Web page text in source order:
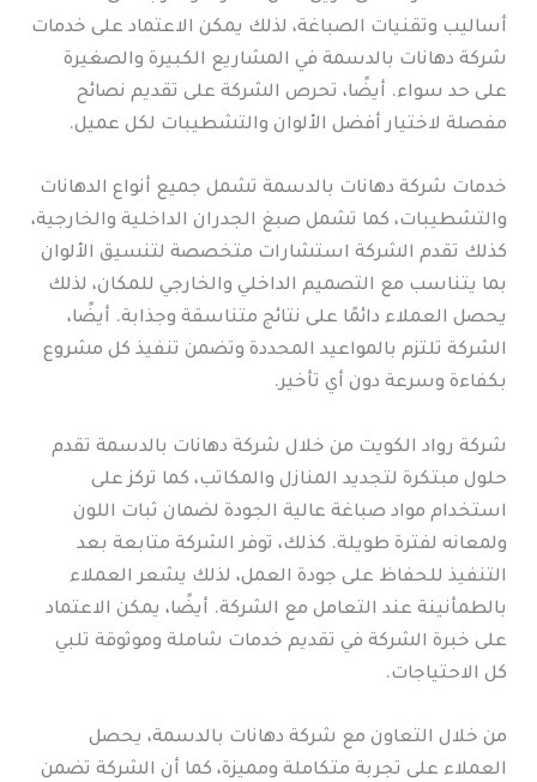
أساليب وتقنيات الصباغة، لذلك يمكن الاعتماد على خدمات
شركة دهانات بالدسمة في المشاريع الكبيرة والصغيرة
على حد سواء. أيضًا، تحرص الشركة على تقديم نصائح
مفصلة لاختيار أفضل الألوان والتشطيبات لكل عميل.
خدمات شركة دهانات بالدسمة تشمل جميع أنواع الدهانات
والتشطيبات، كما تشمل صبغ الجدران الداخلية والخارجية،
كذلك تقدم الشركة استشارات متخصصة لتنسيق الألوان
بما يتناسب مع التصميم الداخلي والخارجي للمكان، لذلك
يحصل العملاء دائمًا على نتائج متناسقة وجذابة. أيضًا،
الشركة تلتزم بالمواعيد المحددة وتضمن تنفيذ كل مشروع
بكفاءة وسرعة دون أي تأخير.
شركة رواد الكويت من خلال شركة دهانات بالدسمة تقدم
حلول مبتكرة لتجديد المنازل والمكاتب، كما تركز على
استخدام مواد صباغة عالية الجودة لضمان ثبات اللون
ولمعانه لفترة طويلة. كذلك، توفر الشركة متابعة بعد
التنفيذ للحفاظ على جودة العمل، لذلك يشعر العملاء
بالطمأنينة عند التعامل مع الشركة. أيضًا، يمكن الاعتماد
على خبرة الشركة في تقديم خدمات شاملة وموثوقة تلبي
كل الاحتياجات.
من خلال التعاون مع شركة دهانات بالدسمة، يحصل
العملاء على تجربة متكاملة ومميزة، كما أن الشركة تضمن